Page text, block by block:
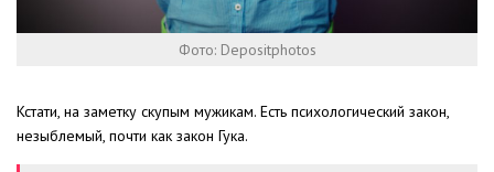
Фото: Depositphotos
Кстати, на заметку скупым мужикам. Есть психологический закон,
незыблемый, почти как закон Гука.